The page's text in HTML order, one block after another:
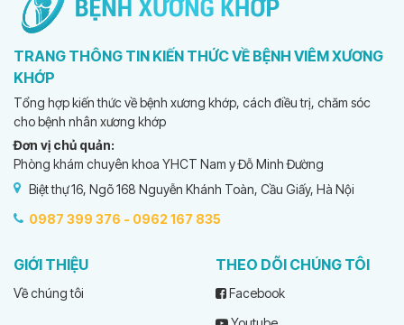
TRANG THÔNG TIN KIẾN THỨC VỀ BỆNH VIÊM XƯƠNG
KHỚP
Tổng hợp kiến thức về bệnh xương khớp, cách điều trị, chăm sóc
cho bệnh nhân xương khớp
Đơn vị chủ quản:
Phòng khám chuyên khoa YHCT Nam y Đỗ Minh Đường
Biệt thự 16, Ngõ 168 Nguyễn Khánh Toàn, Cầu Giấy, Hà Nội
0987 399 376 - 0962 167 835
GIỚI THIỆU
Về chúng tôi
THEO DÕI CHÚNG TÔI
Facebook